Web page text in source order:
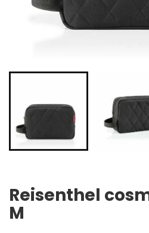
Reisenthel
M